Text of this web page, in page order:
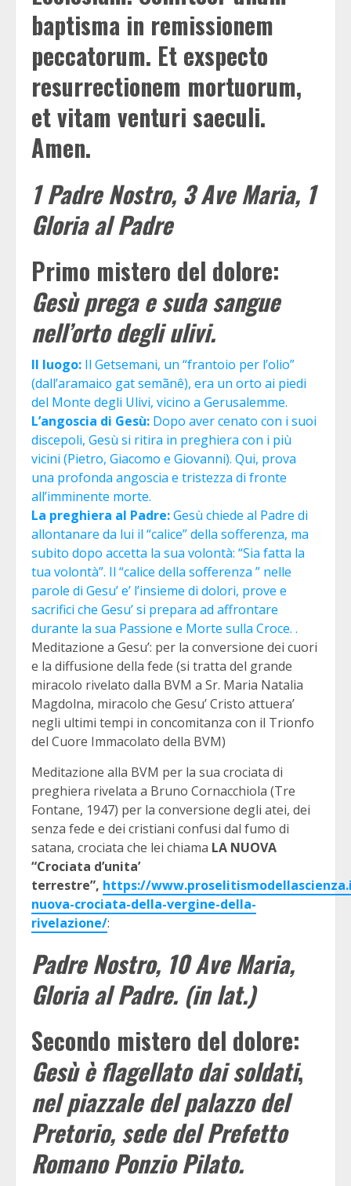
baptisma in remissionem
peccatorum. Et exspecto
resurrectionem mortuorum,
et vitam venturi saeculi.
Amen.
1 Padre Nostro, 3 Ave Maria, 1
Gloria al Padre
Primo mistero del dolore:
Gesù prega e suda sangue
nell’orto degli ulivi.
Il luogo: Il Getsemani, un “frantoio per l’olio”
(dall’aramaico gat semãnê), era un orto ai piedi
del Monte degli Ulivi, vicino a Gerusalemme.
L’angoscia di Gesù: Dopo aver cenato con i suoi
discepoli, Gesù si ritira in preghiera con i più
vicini (Pietro, Giacomo e Giovanni). Qui, prova
una profonda angoscia e tristezza di fronte
all’imminente morte.
La preghiera al Padre:Gesù chiede al Padre di
allontanare da lui il “calice” della sofferenza, ma
subito dopo accetta la sua volontà: “Sia fatta la
tua volontà”. Il “calice della sofferenza ” nelle
parole di Gesu’ e’ l’insieme di dolori, prove e
sacrifici che Gesu’ si prepara ad affrontare
durante la sua Passione e Morte sulla Croce. .
Meditazione a Gesu’: per la conversione dei cuori
e la diffusione della fede (si tratta del grande
miracolo rivelato dalla BVM a Sr. Maria Natalia
Magdolna, miracolo che Gesu’ Cristo attuera’
negli ultimi tempi in concomitanza con il Trionfo
del Cuore Immacolato della BVM)
Meditazione alla BVM per la sua crociata di
preghiera rivelata a Bruno Cornacchiola (Tre
Fontane, 1947) per la conversione degli atei, dei
senza fede e dei cristiani confusi dal fumo di
satana, crociata che lei chiama LA NUOVA
“Crociata d’unita’
terrestre”, https://
nuova-crociata-della-vergine-della-
rivelazione/:
Padre Nostro, 10 Ave Maria,
Gloria al Padre. (in lat.)
Secondo mistero del dolore:
Gesù è flagellato dai soldati,
nel piazzale del palazzo del
Pretorio, sede del Prefetto
Romano Ponzio Pilato.